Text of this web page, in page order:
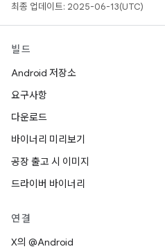
최종 업데이트: 2025-06-13(UTC)
빌드
Android 저장소
요구사항
다운로드
바이너리 미리보기
공장 출고 시 이미지
드라이버 바이너리
연결
X의 @Android